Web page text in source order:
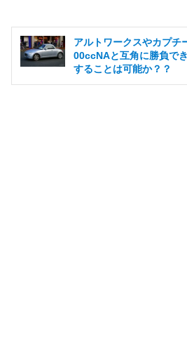
アルトワークスやカプチ
00ccNAと互角に勝負で
することは可能か？？